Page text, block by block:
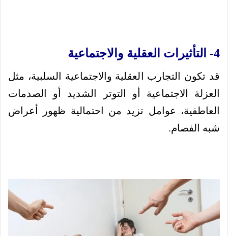
4- التأثيرات العقلية والاجتماعية
قد تكون التجارب العقلية والاجتماعية السلبية، مثل
العزلة الاجتماعية أو التوتر الشديد أو الصدمات
العاطفية، عوامل تزيد من احتمالية ظهور أعراض
شبه الفصام.